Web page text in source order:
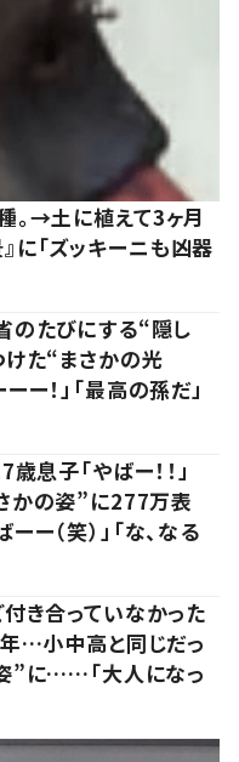
。→土に植えて3ヶ月
「ズッキーニも凶器
のたびにする“隠し
けた“まさかの光
！」「最高の孫だ」
息子「やばー！！」
かの姿”に277万表
ー（笑）」「な、なる
付き合っていなかった
…小中高と同じだっ
”に……「大人になっ